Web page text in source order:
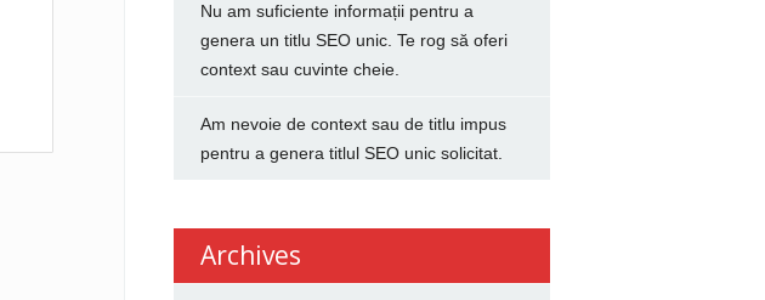
Nu am suficiente informații pentru a
genera un titlu SEO unic. Te rog să oferi
context sau cuvinte cheie.
Am nevoie de context sau de titlu impus
pentru a genera titlul SEO unic solicitat.
Archives